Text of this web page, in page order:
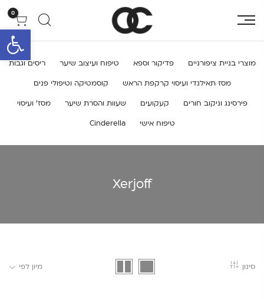
פתח
0
מוצרי בניית ציפורניים פדיקור וספא טיפוח ועיצוב שיער ריסים וגבות
מסז תאילנדי ועיסוי קרקפת הראש קוסמטיקה וטיפולי פנים
פירסינג וניקוב חורים קעקועים שעוות והסרת שיער מסז’ ועיסוי
טיפוח אישי Cinderella
Xerjoff
סינון מיון לפי